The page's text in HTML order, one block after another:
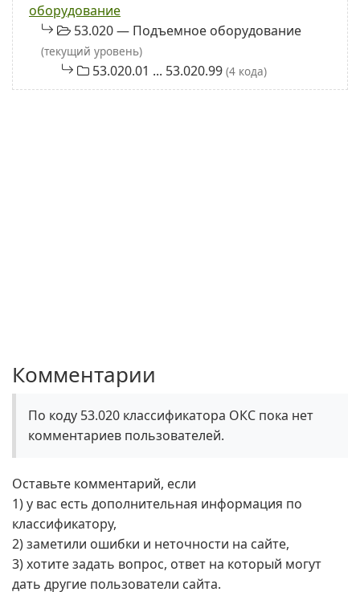
оборудование
53.020 — Подъемное оборудование
(текущий уровень)
53.020.01 ... 53.020.99 (4 кода)
Комментарии
По коду 53.020 классификатора ОКС пока нет
комментариев пользователей.
Оставьте комментарий, если
1) у вас есть дополнительная информация по
классификатору,
2) заметили ошибки и неточности на сайте,
3) хотите задать вопрос, ответ на который могут
дать другие пользователи сайта.